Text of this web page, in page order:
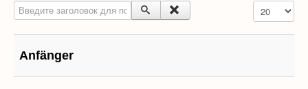
Введите заголовок для поиска...
Anfänger